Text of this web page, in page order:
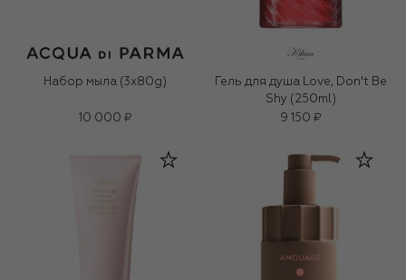
Набор мыла (3x80g)
10 000 ₽
Гель для душа Love, Don't Be
Shy (250ml)
9 150 ₽